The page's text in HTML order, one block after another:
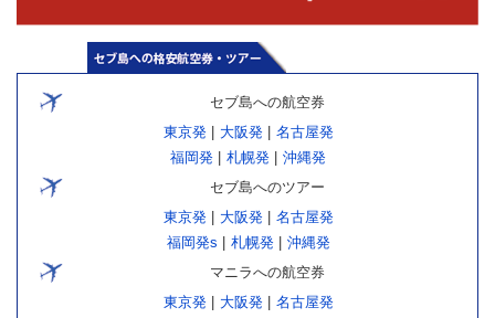
セブ島への航空券
東京発| 大阪発| 名古屋発
福岡発
札幌発
沖縄発
セブ島へのツアー
東京発| 大阪発| 名古屋発
福岡発s
札幌発| 沖縄発
マニラへの航空券
東京発| 大阪発| 名古屋発